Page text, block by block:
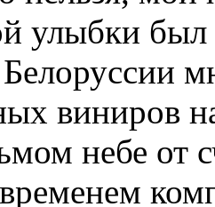
улыбки
виниров
небе от